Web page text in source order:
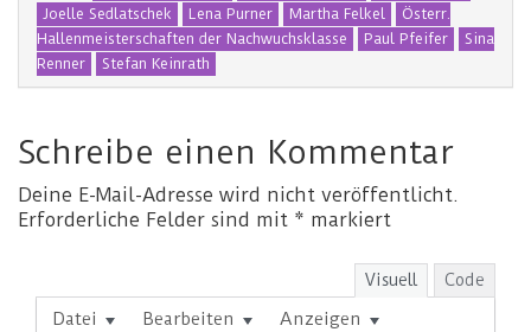
Joelle Sedlatschek
Lena Purner Martha Felkel
Österr.
Hallenmeisterschaften der Nachwuchsklasse
Paul Pfeifer
Sina
Renner
Stefan Keinrath
Schreibe einen Kommentar
Deine E-Mail-Adresse wird nicht veröffentlicht.
Erforderliche Felder sind mit * markiert
Visuell Code
Datei Bearbeiten
Anzeigen